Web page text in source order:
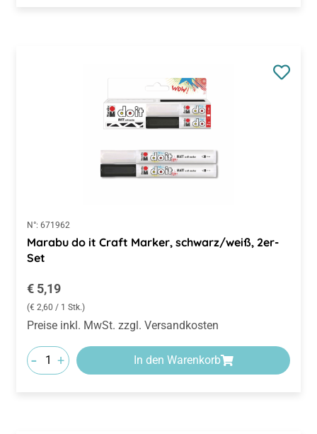
N°: 671962
Marabu do it Craft Marker, schwarz/weiß, 2er-
Set
Regulärer Preis:
€ 5,19
(€ 2,60 / 1 Stk.)
Preise inkl. MwSt. zzgl. Versandkosten
- + In den Warenkorb